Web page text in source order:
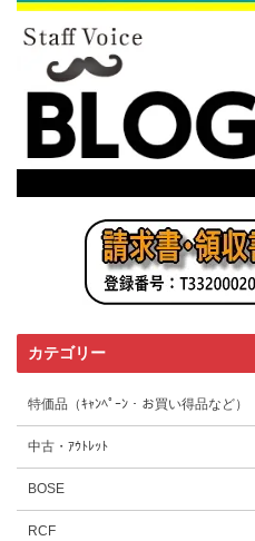
カテゴリー
特価品（ｷｬﾝﾍﾟｰﾝ・お買い得品など）
中古・ｱｳﾄﾚｯﾄ
BOSE
RCF